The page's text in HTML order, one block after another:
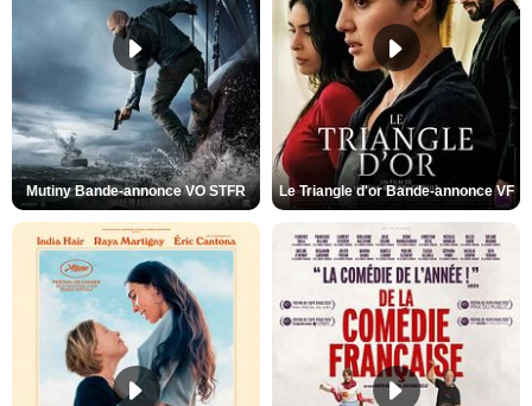
Mutiny Bande-annonce VO STFR Le Triangle d'or Bande-annonce VF